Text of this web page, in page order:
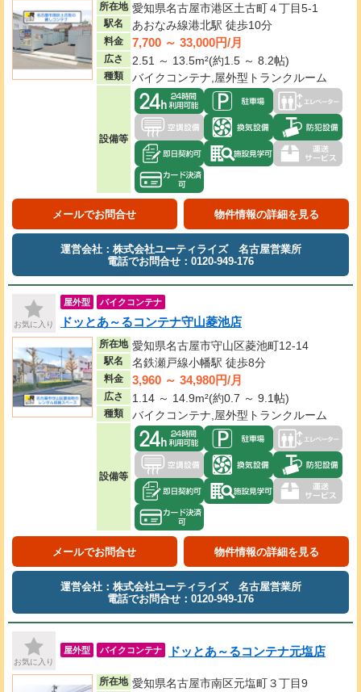
所在地 愛知県名古屋市港区土古町４丁目5-1
駅名 あおなみ線港北駅 徒歩10分
料金 7,700 ～ 33,000円/月
広さ 2.51 ～ 13.5m²(約1.5 ～ 8.2帖)
種類 バイクコンテナ,屋外型トランクルーム
設備等
メールでお問合せ 物件情報の詳細を見る
運営会社：株式会社ユーティライズ 名古屋営業所
電話でお問合せ：0120-949-176
お気に入り
屋外型 バイクコンテナ
ドッとあ～るコンテナ守山菱池店
所在地 愛知県名古屋市守山区菱池町12-14
駅名 名鉄瀬戸線小幡駅 徒歩8分
料金 3,960 ～ 34,980円/月
広さ 1.14 ～ 14.9m²(約0.7 ～ 9.1帖)
種類 バイクコンテナ,屋外型トランクルーム
設備等
メールでお問合せ 物件情報の詳細を見る
運営会社：株式会社ユーティライズ 名古屋営業所
電話でお問合せ：0120-949-176
お気に入り
屋外型 バイクコンテナ ドッとあ～るコンテナ元塩店
所在地 愛知県名古屋市南区元塩町３丁目9